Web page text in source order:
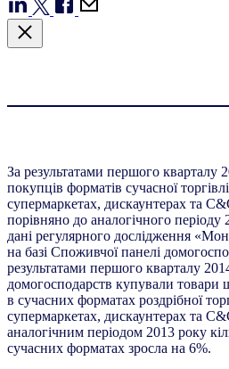
За результатами першого кварталу
покупців форматів сучасної
супермаркетах, дискаунтерах та
порівняно до аналогічного періоду
дані регулярного дослідження
на базі Споживчої панелі
результатами першого кварталу
домогосподарств купували
в сучасних форматах роздрібної
супермаркетах, дискаунтерах та
аналогічним періодом 2013 року
сучасних форматах зросла на 6%.